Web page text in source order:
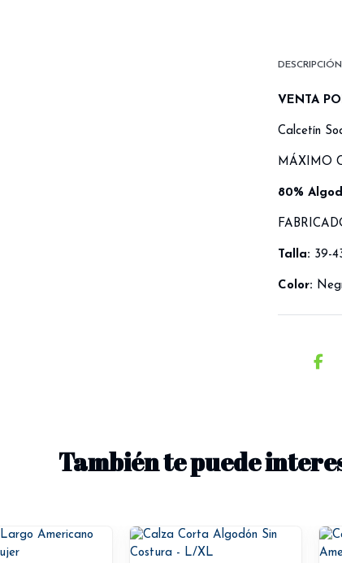
DESCRIPCIÓN
VENTA
Calcetín
MÁXIMO
80%
Talla: 39-
Color:
También te puede